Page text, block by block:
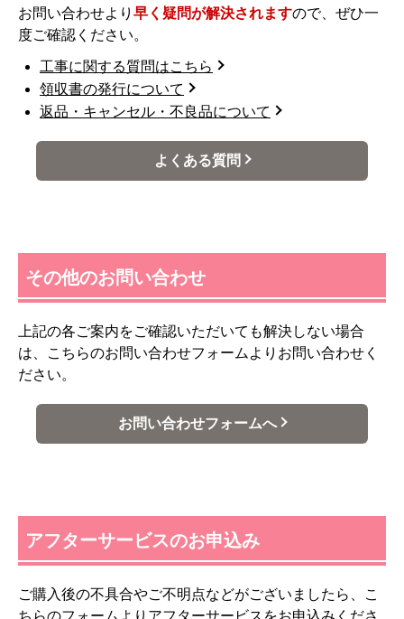
お問い合わせより 早く疑問が解決されますので、ぜひ一
度ご確認ください。
工事に関する質問はこちら
領収書の発行について
返品・キャンセル・不良品について
よくある質問
その他のお問い合わせ
上記の各ご案内をご確認いただいても解決しない場合
は、こちらのお問い合わせフォームよりお問い合わせく
ださい。
お問い合わせフォームへ
アフターサービスのお申込み
ご購入後の不具合やご不明点などがございましたら、こ
ちらのフォームよりアフターサービスをお申込みくださ